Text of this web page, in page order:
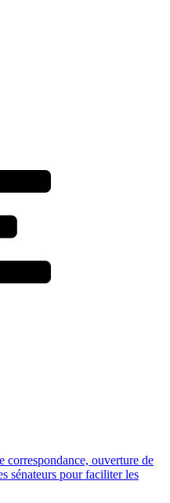
correspondance, ouverture de
sénateurs pour faciliter les